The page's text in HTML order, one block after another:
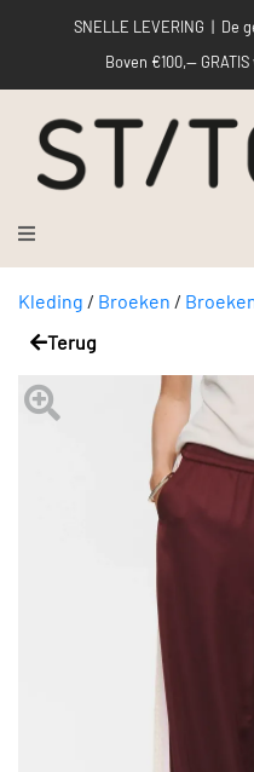
SNELLE LEVERING | De
Boven €100,--
Kleding / Broeken /
Terug